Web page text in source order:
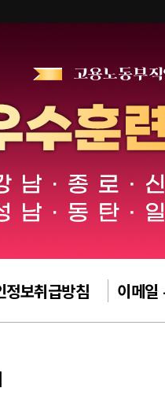
정보취급방침 이메일